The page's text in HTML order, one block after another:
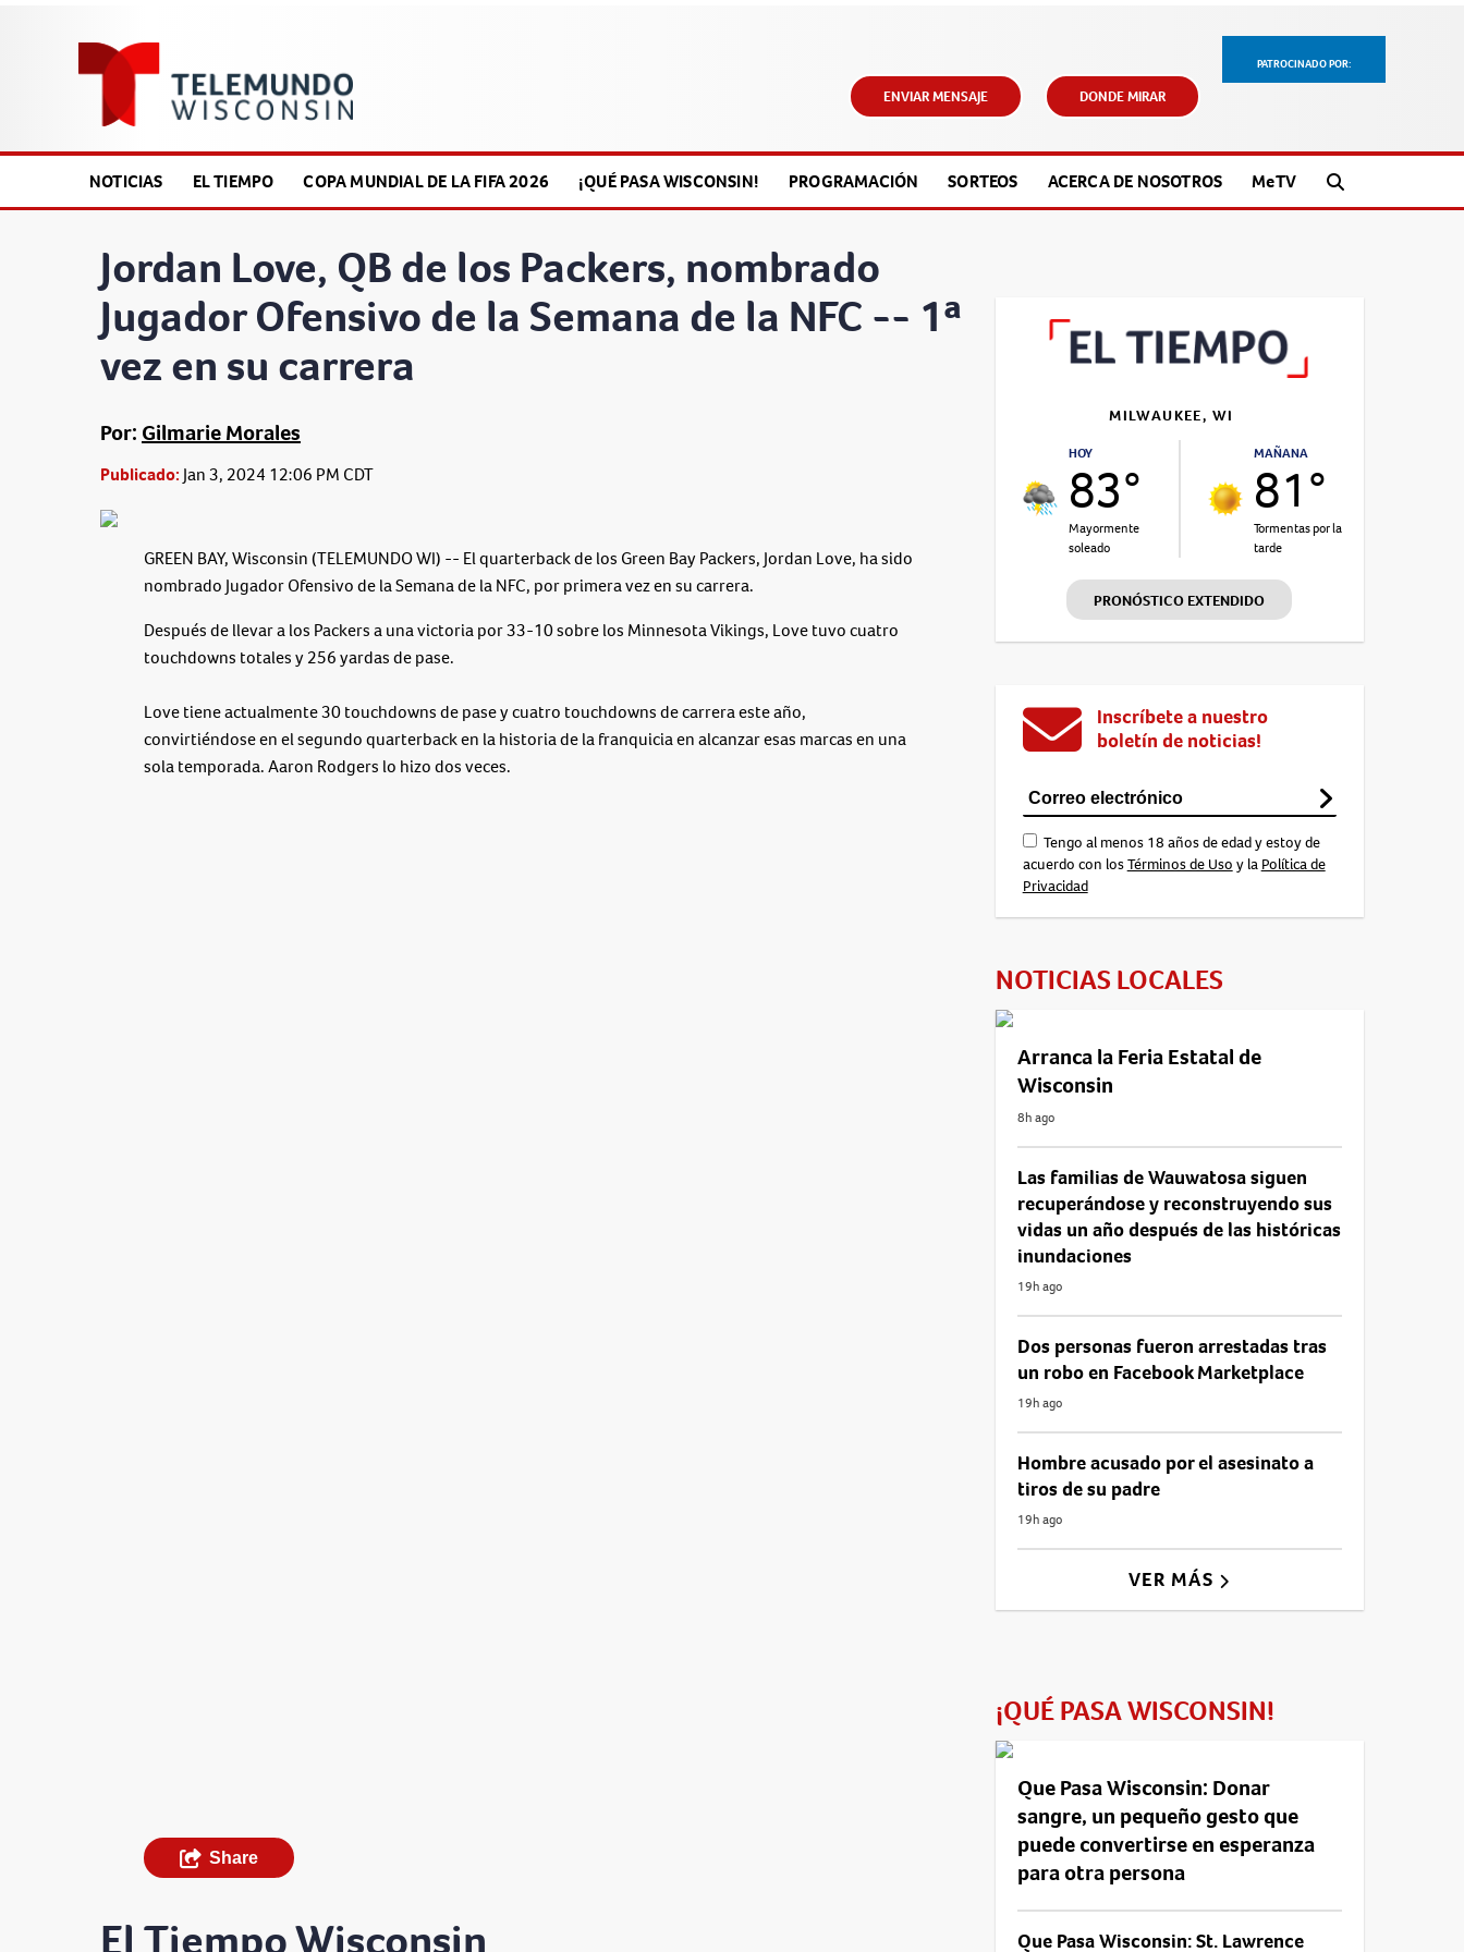
PATROCINADO POR:
ENVIAR MENSAJE DONDE MIRAR
NOTICIAS EL TIEMPO COPA MUNDIAL DE LA FIFA 2026 ¡QUÉ PASA WISCONSIN! PROGRAMACIÓN SORTEOS ACERCA DE NOSOTROS MeTV
Jordan Love, QB de los Packers, nombrado
Jugador Ofensivo de la Semana de la NFC -- 1ª
vez en su carrera
Por: Gilmarie Morales
Publicado: Jan 3, 2024 12:06 PM CDT
GREEN BAY, Wisconsin (TELEMUNDO WI) -- El quarterback de los Green Bay Packers, Jordan Love, ha sido
nombrado Jugador Ofensivo de la Semana de la NFC, por primera vez en su carrera.
Después de llevar a los Packers a una victoria por 33-10 sobre los Minnesota Vikings, Love tuvo cuatro
touchdowns totales y 256 yardas de pase.
Love tiene actualmente 30 touchdowns de pase y cuatro touchdowns de carrera este año,
convirtiéndose en el segundo quarterback en la historia de la franquicia en alcanzar esas marcas en una
sola temporada. Aaron Rodgers lo hizo dos veces.
Share
El Tiempo Wisconsin
MILWAUKEE, WI
HOY
83°
Mayormente
soleado
MAÑANA
81°
Tormentas por la
tarde
PRONÓSTICO EXTENDIDO
Inscríbete a nuestro
boletín de noticias!
Tengo al menos 18 años de edad y estoy de
acuerdo con losTérminos de Uso y la Política de
Privacidad
NOTICIAS LOCALES
Arranca la Feria Estatal de
Wisconsin
8h ago
Las familias de Wauwatosa siguen
recuperándose y reconstruyendo sus
vidas un año después de las históricas
inundaciones
19h ago
Dos personas fueron arrestadas tras
un robo en Facebook Marketplace
19h ago
Hombre acusado por el asesinato a
tiros de su padre
19h ago
VER MÁS
¡QUÉ PASA WISCONSIN!
Que Pasa Wisconsin: Donar
sangre, un pequeño gesto que
puede convertirse en esperanza
para otra persona
Que Pasa Wisconsin: St. Lawrence